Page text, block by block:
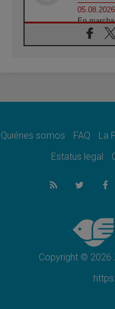
05.08.2026
En
05.08.2026
quienes
Ucrania:
05.08.2026
Colombo:
05.08.2026
Iglesia en
Quiénes somos FAQ La
Estatus legal
Copyright © 2026